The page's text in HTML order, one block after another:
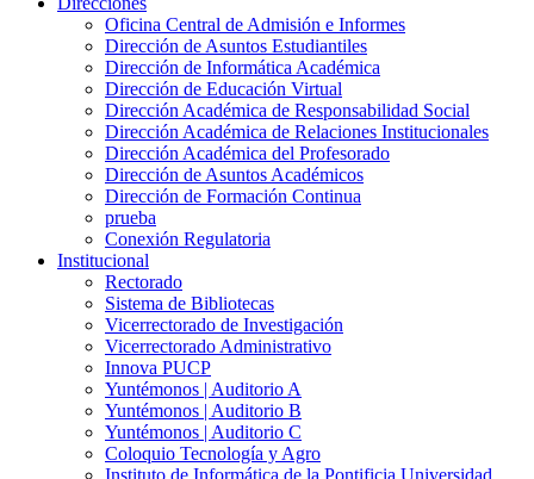
Oficina Central de Admisión e Informes
Dirección de Asuntos Estudiantiles
Dirección de Informática Académica
Dirección de Educación Virtual
Dirección Académica de Responsabilidad Social
Dirección Académica de Relaciones Institucionales
Dirección Académica del Profesorado
Dirección de Asuntos Académicos
Dirección de Formación Continua
prueba
Conexión Regulatoria
Institucional
Rectorado
Sistema de Bibliotecas
Vicerrectorado de Investigación
Vicerrectorado Administrativo
Innova PUCP
Yuntémonos | Auditorio A
Yuntémonos | Auditorio B
Yuntémonos | Auditorio C
Coloquio Tecnología y Agro
Instituto de Informática de la Pontificia Universidad